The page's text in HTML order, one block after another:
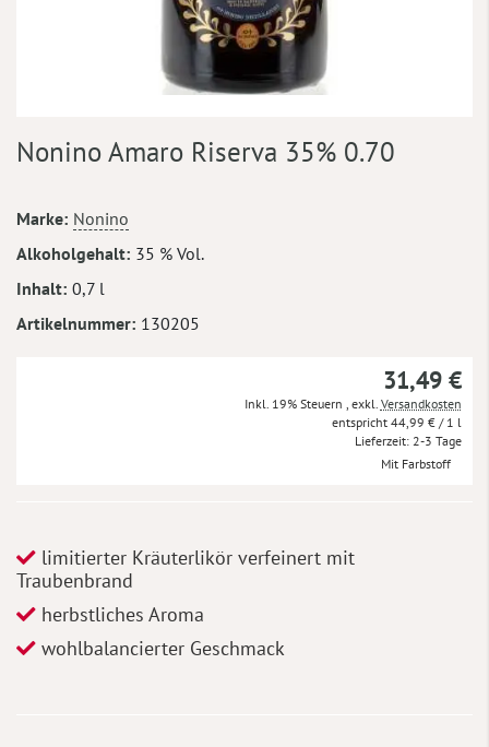
Anfang
springen
Nonino Amaro Riserva 35% 0.70
Mehr
Informationen
Marke Nonino
Alkoholgehalt 35 % Vol.
Inhalt 0,7 l
Artikelnummer 130205
31,49 €
Inkl. 19% Steuern exkl. Versandkosten
44,99 € / 1 l
Lieferzeit 2-3 Tage
Mit Farbstoff
limitierter Kräuterlikör verfeinert mit
Traubenbrand
herbstliches Aroma
wohlbalancierter Geschmack